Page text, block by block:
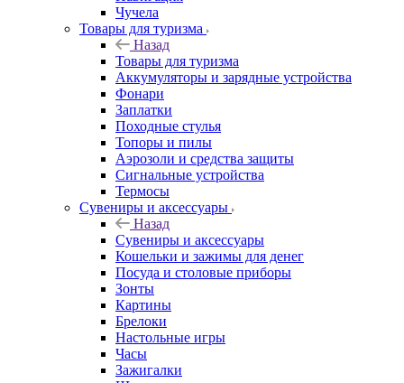
Чучела
Товары для туризма
Назад
Товары для туризма
Аккумуляторы и зарядные устройства
Фонари
Заплатки
Походные стулья
Топоры и пилы
Аэрозоли и средства защиты
Сигнальные устройства
Термосы
Сувениры и аксессуары
Назад
Сувениры и аксессуары
Кошельки и зажимы для денег
Посуда и столовые приборы
Зонты
Картины
Брелоки
Настольные игры
Часы
Зажигалки